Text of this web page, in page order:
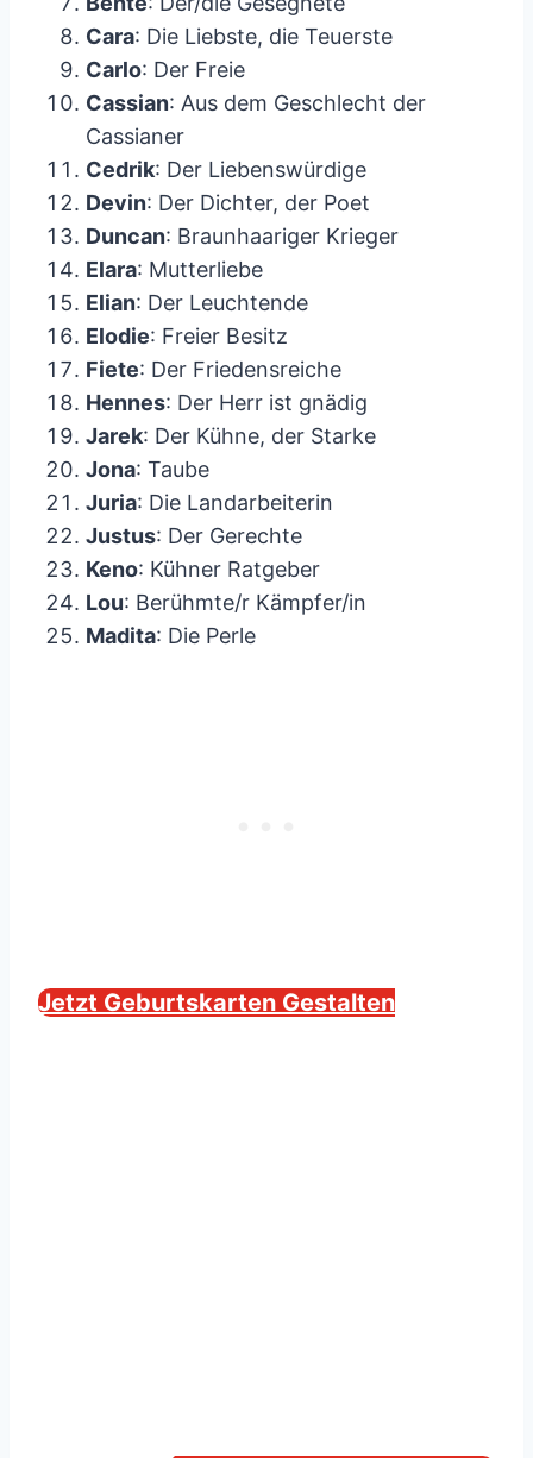
Cara: Die Liebste, die Teuerste
Carlo: Der Freie
Cassian: Aus dem Geschlecht der
Cassianer
Cedrik: Der Liebenswürdige
Devin: Der Dichter, der Poet
Duncan: Braunhaariger Krieger
Elara: Mutterliebe
Elian: Der Leuchtende
Elodie: Freier Besitz
Fiete: Der Friedensreiche
Hennes: Der Herr ist gnädig
Jarek: Der Kühne, der Starke
Jona: Taube
Juria: Die Landarbeiterin
Justus: Der Gerechte
Keno: Kühner Ratgeber
Lou: Berühmte/r Kämpfer/in
Madita: Die Perle
Jetzt Geburtskarten Gestalten